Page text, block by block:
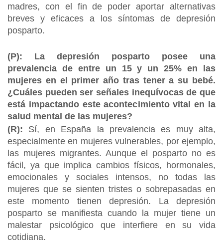
madres, con el fin de poder aportar alternativas
breves y eficaces a los síntomas de depresión
posparto.
(P): La depresión posparto posee una
prevalencia de entre un 15 y un 25% en las
mujeres en el primer año tras tener a su bebé.
¿Cuáles pueden ser señales inequívocas de que
está impactando este acontecimiento vital en la
salud mental de las mujeres?
(R): Sí, en España la prevalencia es muy alta,
especialmente en mujeres vulnerables, por ejemplo,
las mujeres migrantes. Aunque el posparto no es
fácil, ya que implica cambios físicos, hormonales,
emocionales y sociales intensos, no todas las
mujeres que se sienten tristes o sobrepasadas en
este momento tienen depresión. La depresión
posparto se manifiesta cuando la mujer tiene un
malestar psicológico que interfiere en su vida
cotidiana.